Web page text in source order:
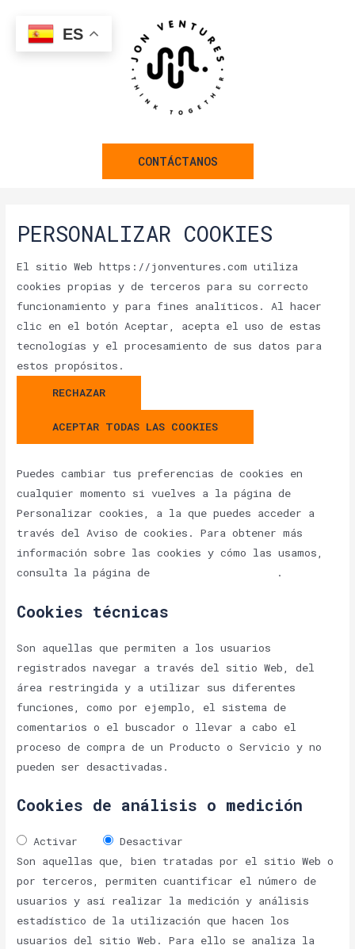
CONTÁCTANOS
PERSONALIZAR COOKIES
El sitio Web https://jonventures.com utiliza
cookies propias y de terceros para su correcto
funcionamiento y para fines analíticos. Al hacer
clic en el botón Aceptar, acepta el uso de estas
tecnologías y el procesamiento de sus datos para
estos propósitos.
RECHAZAR
ACEPTAR TODAS LAS COOKIES
Puedes cambiar tus preferencias de cookies en
cualquier momento si vuelves a la página de
Personalizar cookies, a la que puedes acceder a
través del Aviso de cookies. Para obtener más
información sobre las cookies y cómo las usamos,
consulta la página de
.
Cookies técnicas
Son aquellas que permiten a los usuarios
registrados navegar a través del sitio Web, del
área restringida y a utilizar sus diferentes
funciones, como por ejemplo, el sistema de
comentarios o el buscador o llevar a cabo el
proceso de compra de un Producto o Servicio y no
pueden ser desactivadas.
Cookies de análisis o medición
Activar
Desactivar
Son aquellas que, bien tratadas por el sitio Web o
por terceros, permiten cuantificar el número de
usuarios y así realizar la medición y análisis
estadístico de la utilización que hacen los
usuarios del sitio Web. Para ello se analiza la
ES